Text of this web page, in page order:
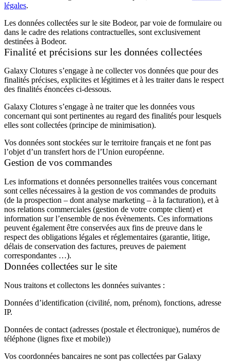
légales.
Les données collectées sur le site Bodeor, par voie de formulaire ou
dans le cadre des relations contractuelles, sont exclusivement
destinées à Bodeor.
Finalité et précisions sur les données collectées
Galaxy Clotures s’engage à ne collecter vos données que pour des
finalités précises, explicites et légitimes et à les traiter dans le respect
des finalités énoncées ci-dessous.
Galaxy Clotures s’engage à ne traiter que les données vous
concernant qui sont pertinentes au regard des finalités pour lesquels
elles sont collectées (principe de minimisation).
Vos données sont stockées sur le territoire français et ne font pas
l’objet d’un transfert hors de l’Union européenne.
Gestion de vos commandes
Les informations et données personnelles traitées vous concernant
sont celles nécessaires à la gestion de vos commandes de produits
(de la prospection – dont analyse marketing – à la facturation), et à
nos relations commerciales (gestion de votre compte client) et
information sur l’ensemble de nos évènements. Ces informations
peuvent également être conservées aux fins de preuve dans le
respect des obligations légales et réglementaires (garantie, litige,
délais de conservation des factures, preuves de paiement
correspondantes …).
Données collectées sur le site
Nous traitons et collectons les données suivantes :
Données d’identification (civilité, nom, prénom), fonctions, adresse
IP.
Données de contact (adresses (postale et électronique), numéros de
téléphone (lignes fixe et mobile))
Vos coordonnées bancaires ne sont pas collectées par Galaxy